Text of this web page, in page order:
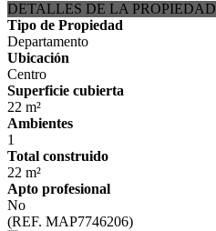
DETALLES DE LA PROPIEDAD
Tipo de Propiedad
Departamento
Ubicación
Centro
Superficie cubierta
22 m²
Ambientes
1
Total construido
22 m²
Apto profesional
No
(REF. MAP7746206)